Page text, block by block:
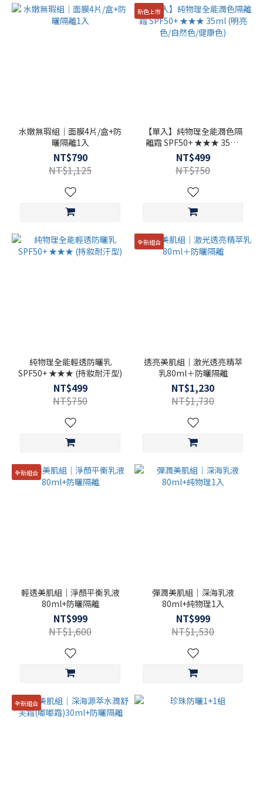
水嫩無瑕組｜面膜4片/盒+防
曬隔離1入
NT$790
NT$1,125
新色上市
【單入】純物理全能潤色隔
離霜 SPF50+ ★★★ 35ml
(明亮色/自然色/健康色)
NT$499
NT$750
純物理全能輕透防曬乳
SPF50+ ★★★ (持妝耐汗型)
NT$499
NT$750
全新組合
透亮美肌組｜激光透亮精萃
乳80ml＋防曬隔離
NT$1,230
NT$1,730
全新組合
輕透美肌組｜淨顏平衡乳液
80ml+防曬隔離
NT$999
NT$1,600
彈潤美肌組｜深海乳液
80ml+純物理1入
NT$999
NT$1,530
全新組合